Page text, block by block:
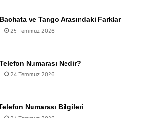
ve Tango Arasındaki Farklar
25 Temmuz 2026
Numarası Nedir?
24 Temmuz 2026
Numarası Bilgileri